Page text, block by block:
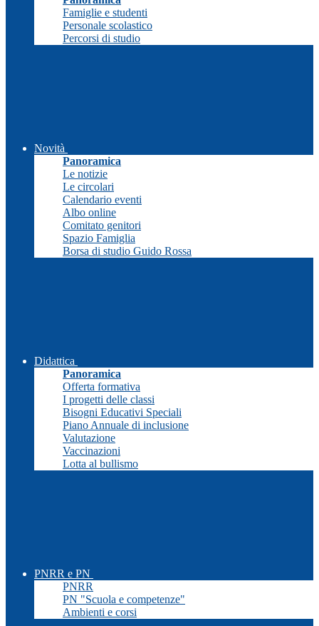
Famiglie e studenti
Personale scolastico
Percorsi di studio
Novità
Panoramica
Le notizie
Le circolari
Calendario eventi
Albo online
Comitato genitori
Spazio Famiglia
Borsa di studio Guido Rossa
Didattica
Panoramica
Offerta formativa
I progetti delle classi
Bisogni Educativi Speciali
Piano Annuale di inclusione
Valutazione
Vaccinazioni
Lotta al bullismo
PNRR e PN
PNRR
PN "Scuola e competenze"
Ambienti e corsi